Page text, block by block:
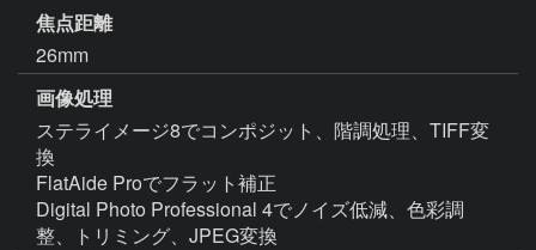
焦点距離
26mm
画像処理
ステライメージ8でコンポジット、階調処理、TIFF変
換
FlatAide Proでフラット補正
Digital Photo Professional 4でノイズ低減、色彩調
整、トリミング、JPEG変換